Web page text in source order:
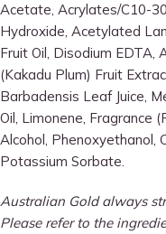
Acetate, Acrylates/C10-
Hydroxide, Acetylated
Fruit Oil, Disodium EDTA,
(Kakadu Plum) Fruit
Barbadensis Leaf Juice,
Oil, Limonene, Fragrance
Alcohol, Phenoxyethanol,
Potassium Sorbate.
Australian Gold always
Please refer to the